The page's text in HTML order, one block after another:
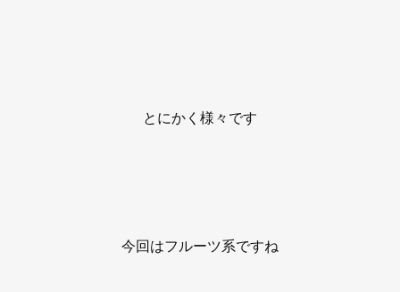
とにかく様々です
今回はフルーツ系ですね